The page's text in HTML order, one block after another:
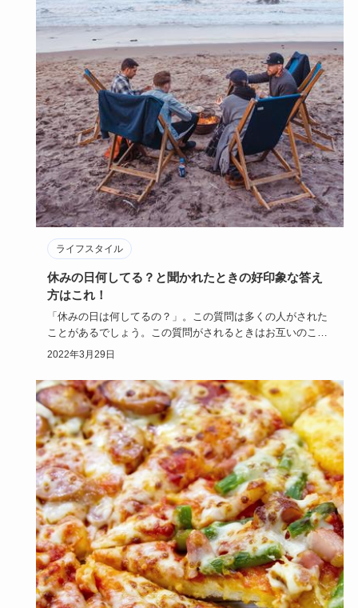
ライフスタイル
悲劇のヒロイン症候群の人の心理・特徴！原因は？
どう接すればいい？
貴方の周りに「悲劇のヒロイン」を演じている女性「悲劇の
ヒロイン症候群」はいませんか？
物語の世界に浸り「ああ私なんて不幸…
2025年2月18日
ライフスタイル
休みの日何してる？と聞かれたときの好印象な答え
方はこれ！
「休みの日は何してるの？」。この質問は多くの人がされた
ことがあるでしょう。この質問がされるときはお互いのこと
をまだよく知ら…
2022年3月29日